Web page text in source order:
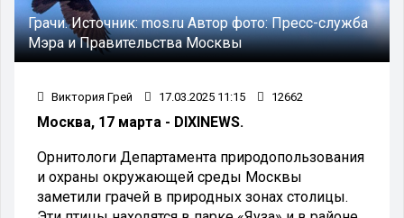
Грачи.Источник:mos.ruАвтор фото:Пресс-служба
Мэра и Правительства Москвы
Виктория Грей 17.03.2025 11:15 12662
Москва, 17 марта - DIXINEWS.
Орнитологи Департамента природопользования
и охраны окружающей среды Москвы
заметили грачей в природных зонах столицы.